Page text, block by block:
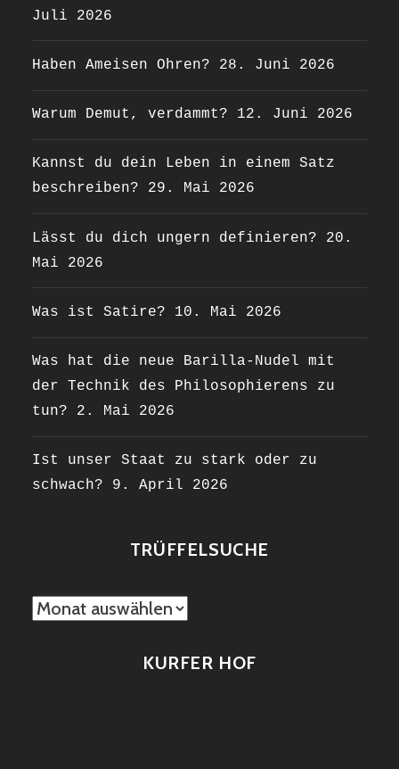
Juli 2026
Haben Ameisen Ohren? 28. Juni 2026
Warum Demut, verdammt? 12. Juni 2026
Kannst du dein Leben in einem Satz
beschreiben?
29. Mai 2026
Lässt du dich ungern definieren?
20.
Mai 2026
Was ist Satire? 10. Mai 2026
Was hat die neue Barilla-Nudel mit
der Technik des Philosophierens zu
tun?
2. Mai 2026
Ist unser Staat zu stark oder zu
schwach?
9. April 2026
TRÜFFELSUCHE
TRÜFFELSUCHE
KURFER HOF